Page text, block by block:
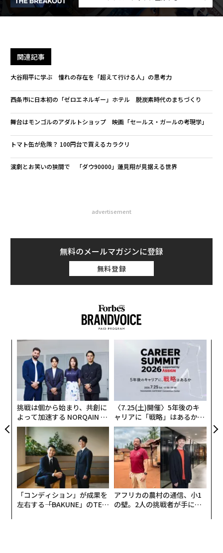
関連記事
大谷翔平に学ぶ 憧れの存在を「超えて行ける人」の思考力
西条市に日本初の「ゼロエネルギー」ホテル 脱炭素時代のまちづくり
舞台はモンゴルのアダルトショップ 映画「セールス・ガールの考現学」
トマト缶が危険？ 100円台で買えるカラクリ
演劇とお笑いの狭間で 「ダウ90000」蓮見翔が見据える世界
advertisement
無料のメールマガジンに登録
無料登録
挑戦は個から始まり、共創に
よって加速する NORQAIN JA
PAN 特別座談会
〈7.25(土)開催〉5年後のキ
ャリアに「戦略」はあるか。
トップエグゼクティブのキャ
リアに触れる1日│CAREER S
UMMIT 2026
「コンディション」が成果を
左右する――「BAKUNE」のTEN
アフリカの農村の通信、小1
の壁。2人の挑戦者が手にし